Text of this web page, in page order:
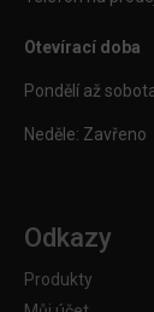
Otevírací doba
Pondělí až
Neděle: Zavřeno
Odkazy
Produkty